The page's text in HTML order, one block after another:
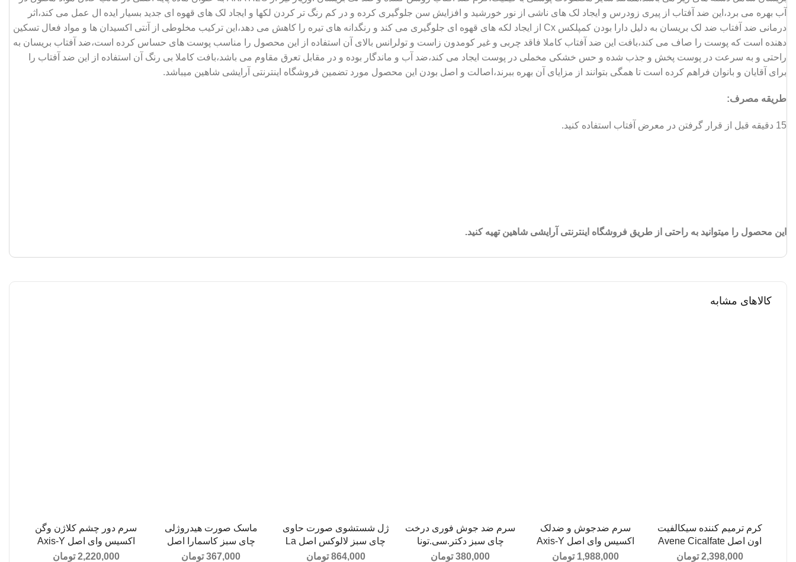
آب بهره می برد،این ضد آفتاب از پیری زودرس و ایجاد لک های ناشی از نور خورشید و افزایش سن جلوگیری کرده و در کم رنگ تر کردن لکها و ایجاد لک های قهوه ای جدید بسیار ایده ال عمل می کند،اثر
درمانی ضد آفتاب ضد لک بریسان به دلیل دارا بودن کمپلکس Cx از ایجاد لکه های قهوه ای جلوگیری می کند و رنگدانه های تیره را کاهش می دهد،این ترکیب مخلوطی از آنتی اکسیدان ها و مواد فعال تسکین
دهنده است که پوست را صاف می کند،بافت این ضد آفتاب کاملا فاقد چربی و غیر کومدون زاست و تولرانس بالای آن استفاده از این محصول را مناسب پوست های حساس کرده است،ضد آفتاب بریسان به
راحتی و به سرعت در پوست پخش و جذب شده و حس خشکی مخملی در پوست ایجاد می کند،ضد آب و ماندگار بوده و در مقابل تعرق مقاوم می باشد،بافت کاملا بی رنگ آن استفاده از این ضد آفتاب را
برای آقایان و بانوان فراهم کرده است تا همگی بتوانند از مزایای آن بهره ببرند،اصالت و اصل بودن این محصول مورد تضمین فروشگاه اینترنتی آرایشی شاهین میباشد.
طریقه مصرف:
15 دقیقه قبل از قرار گرفتن در معرض آفتاب استفاده کنید.
این محصول را میتوانید به راحتی از طریق فروشگاه اینترنتی آرایشی شاهین تهیه کنید.
کالاهای مشابه
کرم ترمیم کننده سیکالفیت
اون اصل Avene Cicalfate
Restorative Cream 40ML
2,398,000 تومان
سرم ضدجوش و ضدلک
اکسیس وای اصل Axis-Y
Spot The Difference
1,988,000 تومان
سرم ضد جوش فوری درخت
چای سبز دکتر.سی.تونا
Dr.C.Tuna Tea Tree Sos
380,000 تومان
ژل شستشوی صورت حاوی
چای سبز لالوکس اصل La
Lux Purifying Green Tea
864,000 تومان
ماسک صورت هیدروژلی
چای سبز کاسمارا اصل
Casmara Tea Tree Jelly
367,000 تومان
سرم دور چشم کلاژن وگن
اکسیس وای اصل Axis-Y
Vegan Collagen Eye
2,220,000 تومان